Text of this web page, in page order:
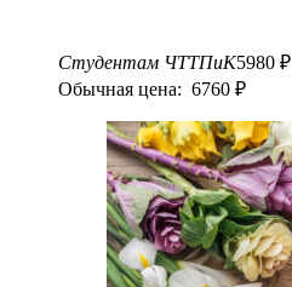
Студентам ЧТТПиК5980 ₽
Обычная цена: 6760 ₽